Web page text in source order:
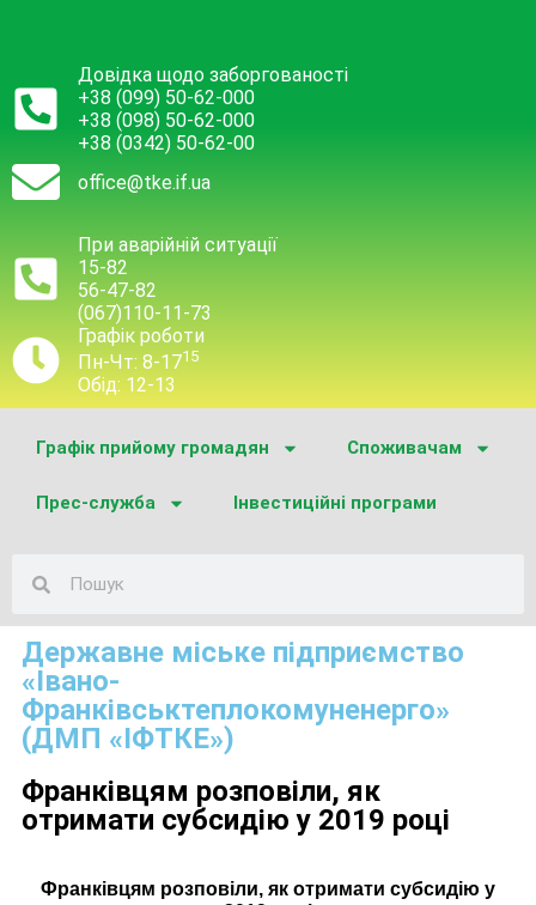
Довідка щодо заборгованості
+38 (099) 50-62-000
+38 (098) 50-62-000
+38 (0342) 50-62-00
office@tke.if.ua
При аварійній ситуації
15-82
56-47-82
(067)110-11-73
Графік роботи
Пн-Чт: 8-1715
Обід: 12-13
Графік прийому громадян Споживачам
Прес-служба Інвестиційні програми
Державне міське підприємство
«Івано-
Франківськтеплокомуненерго»
(ДМП «ІФТКЕ»)
Франківцям розповіли, як
отримати субсидію у 2019 році
Франківцям розповіли, як отримати субсидію у